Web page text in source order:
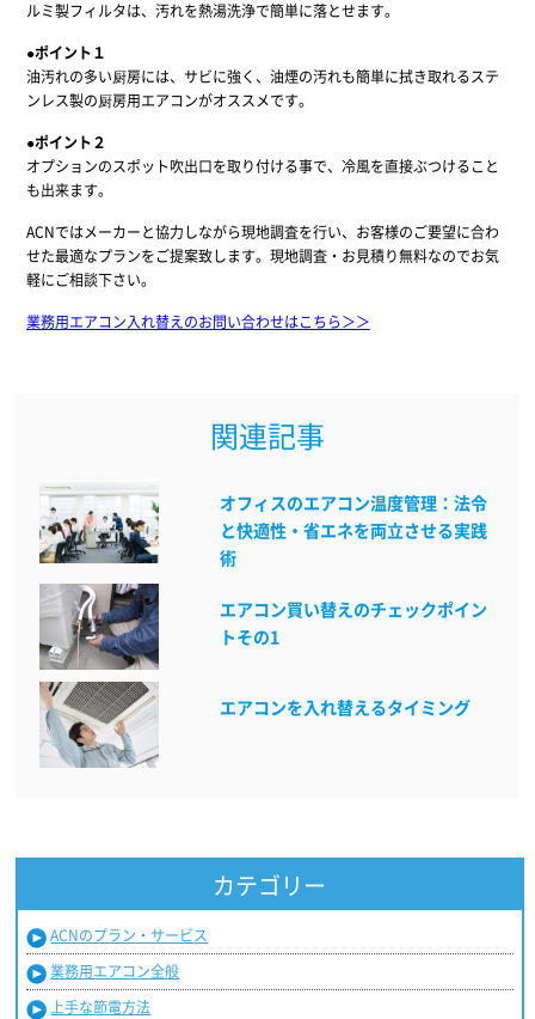
ルミ製フィルタは、汚れを熱湯洗浄で簡単に落とせます。
●ポイント１
油汚れの多い厨房には、サビに強く、油煙の汚れも簡単に拭き取れるステ
ンレス製の厨房用エアコンがオススメです。
●ポイント２
オプションのスポット吹出口を取り付ける事で、冷風を直接ぶつけること
も出来ます。
ACNではメーカーと協力しながら現地調査を行い、お客様のご要望に合わ
せた最適なプランをご提案致します。現地調査・お見積り無料なのでお気
軽にご相談下さい。
業務用エアコン入れ替えのお問い合わせはこちら＞＞
関連記事
オフィスのエアコン温度管理：法令
と快適性・省エネを両立させる実践
術
エアコン買い替えのチェックポイン
トその1
エアコンを入れ替えるタイミング
カテゴリー
ACNのプラン・サービス
業務用エアコン全般
上手な節電方法